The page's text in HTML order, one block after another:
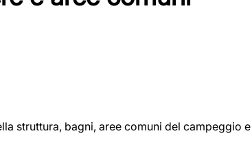
struttura, bagni, aree comuni del campeggio